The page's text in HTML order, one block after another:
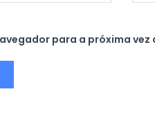
para a próxima vez